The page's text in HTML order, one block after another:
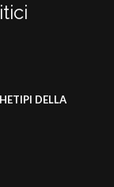
DELLA